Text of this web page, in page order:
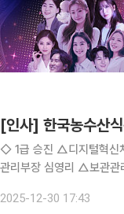
[인사] 한국농수산
◇ 1급 승진 △디지털혁신처장 김석주
관리부장 심영리 △보관
2025-12-30 17:43